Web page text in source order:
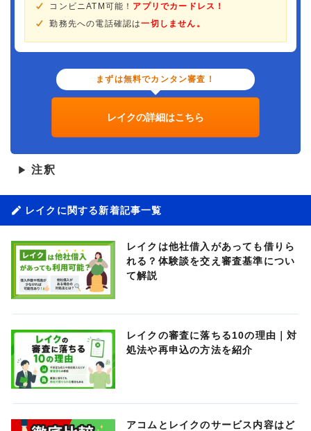
コンビニATM可能！ アプリでカードレス！
勤務先への電話確認は一切しません。
まずは無料でカンタン審査！
レイクの詳細はこちら
▶ 注釈
レイクに関する新着記事一覧
レイクは他社借入があっても借りら
れる？体験談を交え審査基準につい
て解説
レイクの審査に落ちる10の理由｜対
処法や再申込の方法を紹介
アコムとレイクのサービス内容はど